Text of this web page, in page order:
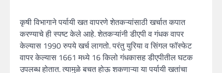
कृषी विभागाने पर्यायी खत वापरणे शेतकऱ्यांसाठी खर्चात कपात
करण्याचे ही स्पष्ट केले आहे. शेतकऱ्यांनी डीएपी व गंधक वापर
केल्यास 1990 रुपये खर्च लागतो. परंतु युरिया व सिंगल फॉस्फेट
वापर केल्यास 1661 मध्ये 16 किलो गंधकासह डीएपीतील घटक
उपलब्ध होतात. त्यामुळे बचत होऊ शकणाऱ्या या पर्यायी खतांचा